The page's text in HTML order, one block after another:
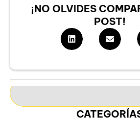
¡NO OLVIDES
POST!